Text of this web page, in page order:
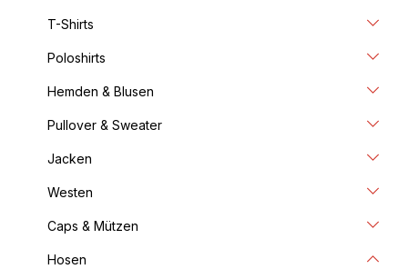
T-Shirts
Poloshirts
Hemden & Blusen
Pullover & Sweater
Jacken
Westen
Caps & Mützen
Hosen